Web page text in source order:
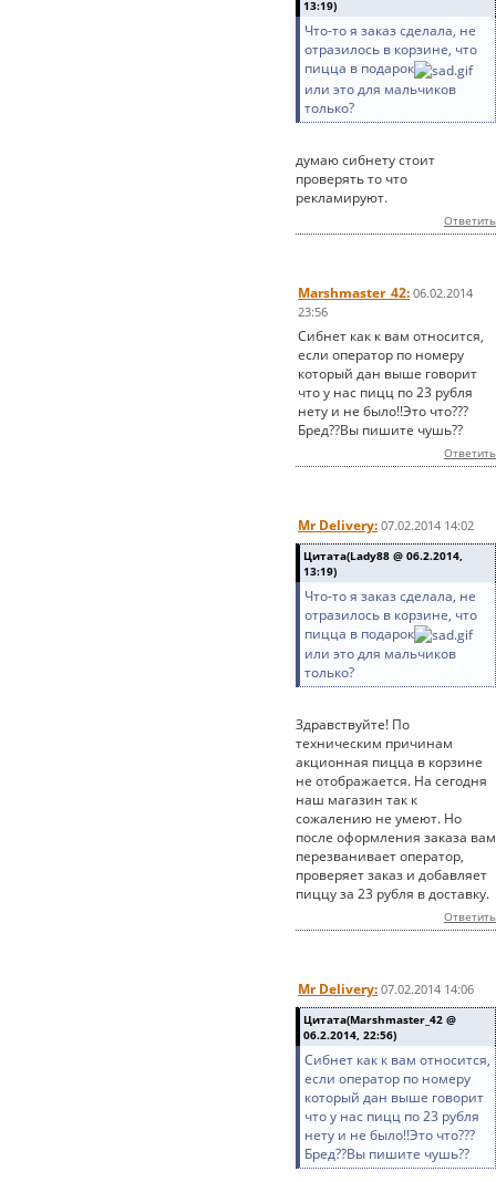
13:19)
Что-то я заказ сделала, не
отразилось в корзине, что
пицца в подарок
или это для мальчиков
только?
думаю сибнету стоит
проверять то что
рекламируют.
Ответить
Marshmaster_42: 06.02.2014
23:56
Сибнет как к вам относится,
если оператор по номеру
который дан выше говорит
что у нас пицц по 23 рубля
нету и не было!!Это что???
Бред??Вы пишите чушь??
Ответить
Mr Delivery: 07.02.2014 14:02
Цитата(Lady88 @ 06.2.2014,
13:19)
Что-то я заказ сделала, не
отразилось в корзине, что
пицца в подарок
или это для мальчиков
только?
Здравствуйте! По
техническим причинам
акционная пицца в корзине
не отображается. На сегодня
наш магазин так к
сожалению не умеют. Но
после оформления заказа вам
перезванивает оператор,
проверяет заказ и добавляет
пиццу за 23 рубля в доставку.
Ответить
Mr Delivery: 07.02.2014 14:06
Цитата(Marshmaster_42 @
06.2.2014, 22:56)
Сибнет как к вам относится,
если оператор по номеру
который дан выше говорит
что у нас пицц по 23 рубля
нету и не было!!Это что???
Бред??Вы пишите чушь??